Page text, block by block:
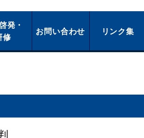
発・
修
お問い合わせ リンク集